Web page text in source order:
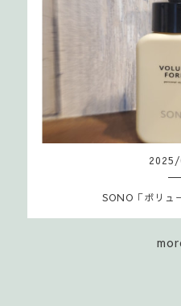
2025/
SONO「ボリュ